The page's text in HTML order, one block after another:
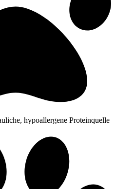
hypoallergene Proteinquelle